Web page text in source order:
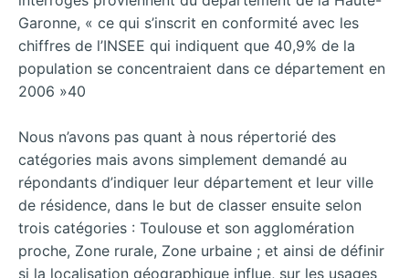
Garonne, « ce qui s’inscrit en conformité avec les
chiffres de l’INSEE qui indiquent que 40,9% de la
population se concentraient dans ce département en
2006 »40
Nous n’avons pas quant à nous répertorié des
catégories mais avons simplement demandé au
répondants d’indiquer leur département et leur ville
de résidence, dans le but de classer ensuite selon
trois catégories : Toulouse et son agglomération
proche, Zone rurale, Zone urbaine ; et ainsi de définir
si la localisation géographique influe, sur les usages